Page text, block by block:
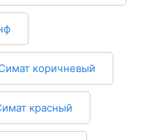
коричневый
красный